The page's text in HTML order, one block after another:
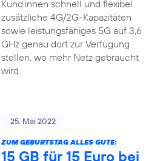
Kund:innen schnell und flexibel
zusätzliche 4G/2G-Kapazitäten
sowie leistungsfähiges 5G auf 3,6
GHz genau dort zur Verfügung
stellen, wo mehr Netz gebraucht
wird.
25. Mai 2022
ZUM GEBURTSTAG ALLES GUTE:
15 GB für 15 Euro bei